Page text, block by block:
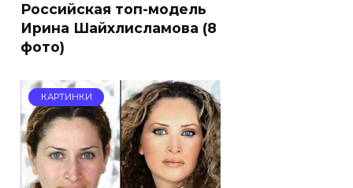
Российская топ-модель
Ирина Шайхлисламова (8
фото)
КАРТИНКИ